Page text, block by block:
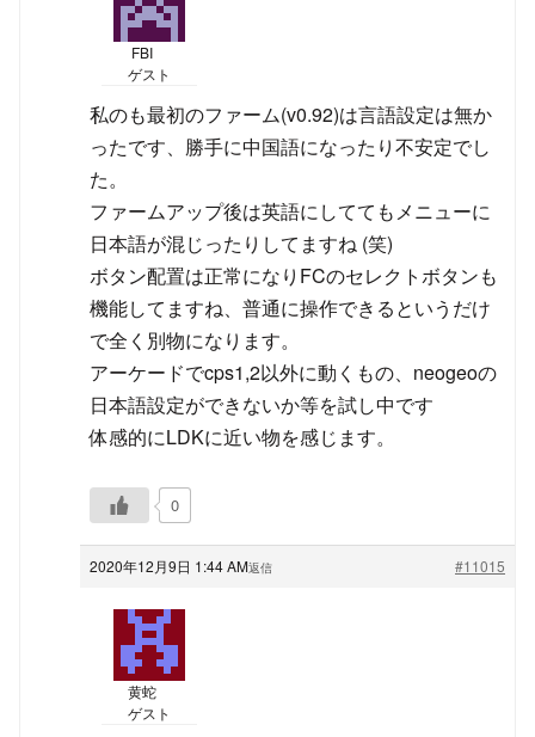
FBI
ゲスト
私のも最初のファーム(v0.92)は言語設定は無か
ったです、勝手に中国語になったり不安定でし
た。
ファームアップ後は英語にしててもメニューに
日本語が混じったりしてますね (笑)
ボタン配置は正常になりFCのセレクトボタンも
機能してますね、普通に操作できるというだけ
で全く別物になります。
アーケードでcps1,2以外に動くもの、neogeoの
日本語設定ができないか等を試し中です
体感的にLDKに近い物を感じます。
0
2020年12月9日 1:44 AM #11015
返信
黄蛇
ゲスト